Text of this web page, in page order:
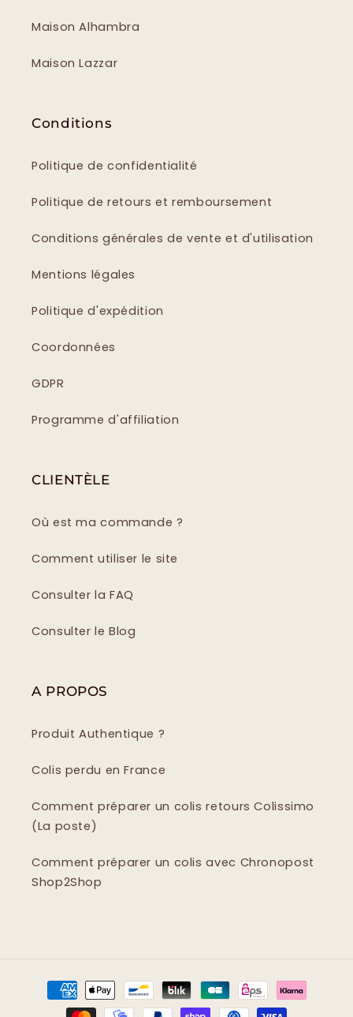
Maison Alhambra
Maison Lazzar
Conditions
Politique de confidentialité
Politique de retours et remboursement
Conditions générales de vente et d'utilisation
Mentions légales
Politique d'expédition
Coordonnées
GDPR
Programme d'affiliation
CLIENTÈLE
Où est ma commande ?
Comment utiliser le site
Consulter la FAQ
Consulter le Blog
A PROPOS
Produit Authentique ?
Colis perdu en France
Comment préparer un colis retours Colissimo
(La poste)
Comment préparer un colis avec Chronopost
Shop2Shop
Moyens